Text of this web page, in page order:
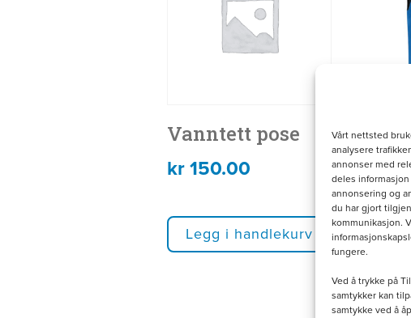
Vårt nettsted
analysere
annonser med
deles
annonsering og
du har gjort
kommunikasjon.
fungere.
Ved å trykke på
samtykker kan
samtykke ved å
Vanntett pose
kr150.00
Legg i handlekurv
kr
velges
på